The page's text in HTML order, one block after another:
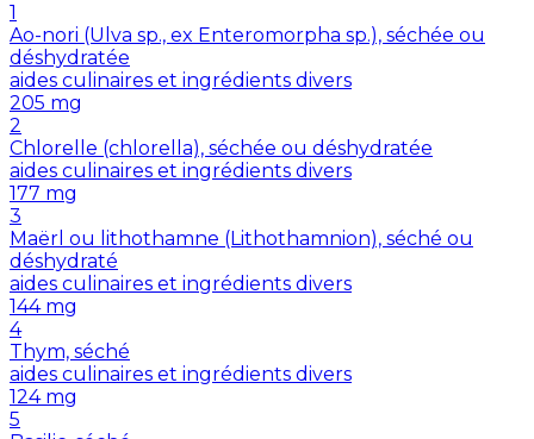
1
Ao-nori (Ulva sp., ex Enteromorpha sp.), séchée ou
déshydratée
aides culinaires et ingrédients divers
205 mg
2
Chlorelle (chlorella), séchée ou déshydratée
aides culinaires et ingrédients divers
177 mg
3
Maërl ou lithothamne (Lithothamnion), séché ou
déshydraté
aides culinaires et ingrédients divers
144 mg
4
Thym, séché
aides culinaires et ingrédients divers
124 mg
5